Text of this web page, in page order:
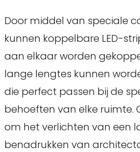
Door middel van speciale
kunnen koppelbare LED-
aan elkaar worden
lange lengtes kunnen
die perfect passen bij de
behoeften van elke ruimte.
om het verlichten van een
benadrukken van